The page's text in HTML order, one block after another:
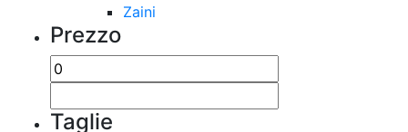
Zaini
Prezzo
Taglie